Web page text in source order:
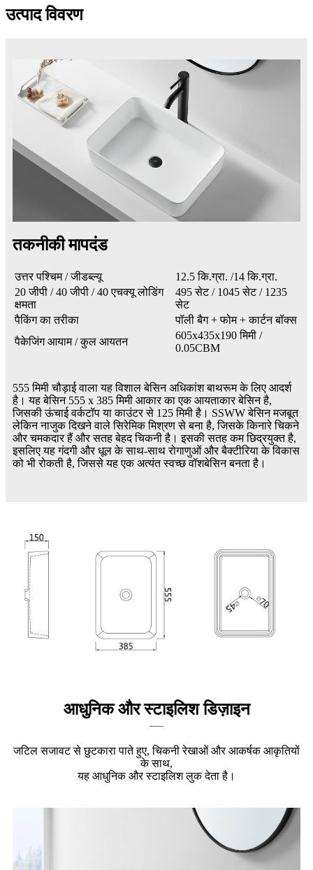
उत्पाद विवरण
तकनीकी मापदंड
उत्तर पश्चिम / जीडब्ल्यू
12.5 कि.ग्रा. /14 कि.ग्रा.
20 जीपी / 40 जीपी / 40 एचक्यू लोडिंग
क्षमता
495 सेट / 1045 सेट / 1235
सेट
पैकिंग का तरीका
पॉली बैग + फोम + कार्टन बॉक्स
पैकेजिंग आयाम / कुल आयतन
605x435x190 मिमी /
0.05CBM
555 मिमी चौड़ाई वाला यह विशाल बेसिन अधिकांश बाथरूम के लिए आदर्श
है। यह बेसिन 555 x 385 मिमी आकार का एक आयताकार बेसिन है,
जिसकी ऊंचाई वर्कटॉप या काउंटर से 125 मिमी है। SSWW बेसिन मजबूत
लेकिन नाजुक दिखने वाले सिरेमिक मिश्रण से बना है, जिसके किनारे चिकने
और चमकदार हैं और सतह बेहद चिकनी है। इसकी सतह कम छिद्रयुक्त है,
इसलिए यह गंदगी और धूल के साथ-साथ रोगाणुओं और बैक्टीरिया के विकास
को भी रोकती है, जिससे यह एक अत्यंत स्वच्छ वॉशबेसिन बनता है।
आधुनिक और स्टाइलिश डिज़ाइन
जटिल सजावट से छुटकारा पाते हुए, चिकनी रेखाओं और आकर्षक आकृतियों
के साथ,
यह आधुनिक और स्टाइलिश लुक देता है।